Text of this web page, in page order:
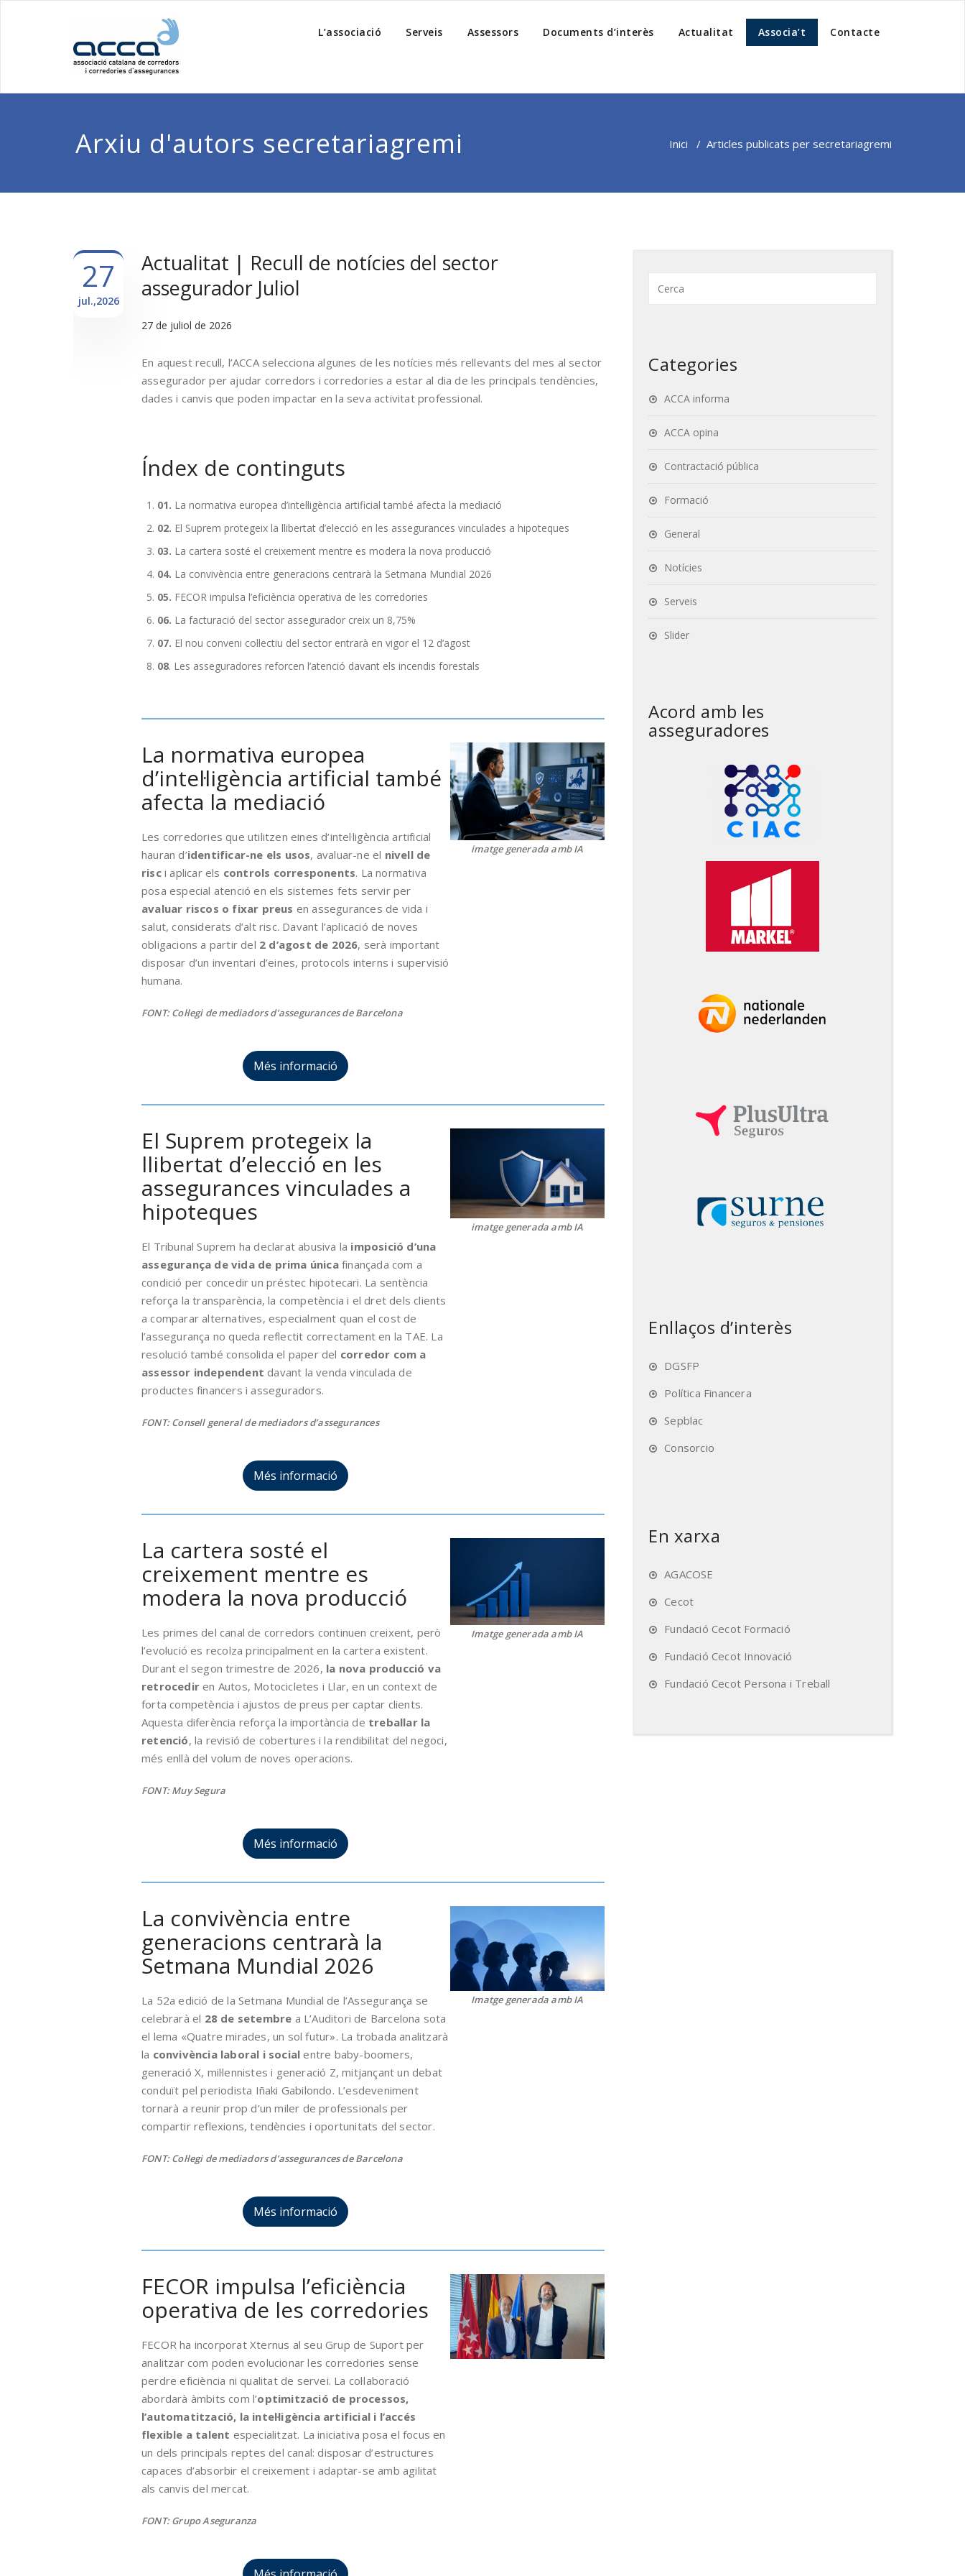
L’associació Serveis Assessors Documents d’interès Actualitat Associa’t Contacte
Arxiu d'autors secretariagremi Inici / Articles publicats per secretariagremi
27
jul.,2026
Actualitat | Recull de notícies del sector
assegurador Juliol
27 de juliol de 2026
En aquest recull, l’ACCA selecciona algunes de les notícies més rellevants del mes al sector
assegurador per ajudar corredors i corredories a estar al dia de les principals tendències,
dades i canvis que poden impactar en la seva activitat professional.
Índex de continguts
01. La normativa europea d’intel·ligència artificial també afecta la mediació
02. El Suprem protegeix la llibertat d’elecció en les assegurances vinculades a hipoteques
03. La cartera sosté el creixement mentre es modera la nova producció
04. La convivència entre generacions centrarà la Setmana Mundial 2026
05. FECOR impulsa l’eficiència operativa de les corredories
06. La facturació del sector assegurador creix un 8,75%
07. El nou conveni col·lectiu del sector entrarà en vigor el 12 d’agost
08. Les asseguradores reforcen l’atenció davant els incendis forestals
La normativa europea
d’intel·ligència artificial també
afecta la mediació
Les corredories que utilitzen eines d’intel·ligència artificial
hauran d’identificar-ne els usos, avaluar-ne el nivell de
risci aplicar els controls corresponents. La normativa
posa especial atenció en els sistemes fets servir per
avaluar riscos o fixar preus en assegurances de vida i
salut, considerats d’alt risc. Davant l’aplicació de noves
obligacions a partir del 2 d’agost de 2026, serà important
disposar d’un inventari d’eines, protocols interns i supervisió
humana.
FONT: Col·legi de mediadors d’assegurances de Barcelona
Més informació
imatge generada amb IA
El Suprem protegeix la
llibertat d’elecció en les
assegurances vinculades a
hipoteques
El Tribunal Suprem ha declarat abusiva la imposició d’una
assegurança de vida de prima únicafinançada com a
condició per concedir un préstec hipotecari. La sentència
reforça la transparència, la competència i el dret dels clients
a comparar alternatives, especialment quan el cost de
l’assegurança no queda reflectit correctament en la TAE. La
resolució també consolida el paper del corredor com a
assessor independent davant la venda vinculada de
productes financers i asseguradors.
FONT: Consell general de mediadors d’assegurances
Més informació
imatge generada amb IA
La cartera sosté el
creixement mentre es
modera la nova producció
Les primes del canal de corredors continuen creixent, però
l’evolució es recolza principalment en la cartera existent.
Durant el segon trimestre de 2026, la nova producció va
retrocedir en Autos, Motocicletes i Llar, en un context de
forta competència i ajustos de preus per captar clients.
Aquesta diferència reforça la importància de treballar la
retenció, la revisió de cobertures i la rendibilitat del negoci,
més enllà del volum de noves operacions.
FONT: Muy Segura
Més informació
Imatge generada amb IA
La convivència entre
generacions centrarà la
Setmana Mundial 2026
La 52a edició de la Setmana Mundial de l’Assegurança se
celebrarà el 28 de setembre a L’Auditori de Barcelona sota
el lema «Quatre mirades, un sol futur». La trobada analitzarà
la convivència laboral i socialentre baby-boomers,
generació X, mil·lennistes i generació Z, mitjançant un debat
conduït pel periodista Iñaki Gabilondo. L’esdeveniment
tornarà a reunir prop d’un miler de professionals per
compartir reflexions, tendències i oportunitats del sector.
FONT: Col·legi de mediadors d’assegurances de Barcelona
Més informació
Imatge generada amb IA
FECOR impulsa l’eficiència
operativa de les corredories
FECOR ha incorporat Xternus al seu Grup de Suport per
analitzar com poden evolucionar les corredories sense
perdre eficiència ni qualitat de servei. La col·laboració
abordarà àmbits com l’optimització de processos,
l’automatització, la intel·ligència artificial i l’accés
flexible a talent especialitzat. La iniciativa posa el focus en
un dels principals reptes del canal: disposar d’estructures
capaces d’absorbir el creixement i adaptar-se amb agilitat
als canvis del mercat.
FONT: Grupo Aseguranza
Categories
ACCA informa
ACCA opina
Contractació pública
Formació
General
Notícies
Serveis
Slider
Acord amb les
asseguradores
Enllaços d’interès
DGSFP
Política Financera
Sepblac
Consorcio
En xarxa
AGACOSE
Cecot
Fundació Cecot Formació
Fundació Cecot Innovació
Fundació Cecot Persona i Treball